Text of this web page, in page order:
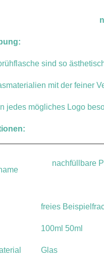
sind so
mit der feiner
jedes mögliches Logo
nachfüllbare
freies
100ml 50ml
Glas